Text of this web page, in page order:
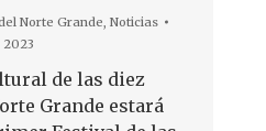
Norte Grande, Noticias
de las diez
Grande estará